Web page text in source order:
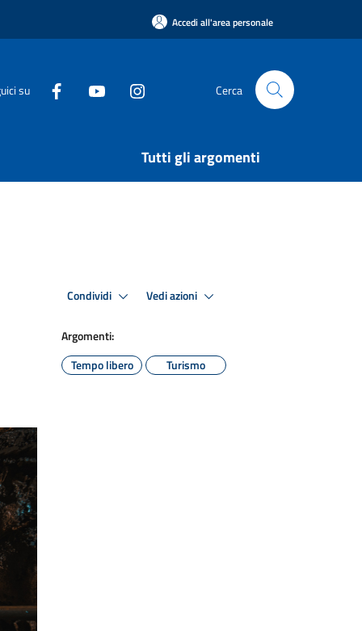
Accedi all'area personale
su Cerca
Tutti gli argomenti
Condividi Vedi azioni
Argomenti:
Tempo libero
Turismo